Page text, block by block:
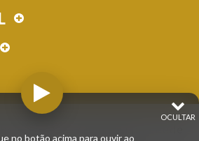
- Rádio Pampa - Rede
OCULTAR
no botão acima para ouvir ao